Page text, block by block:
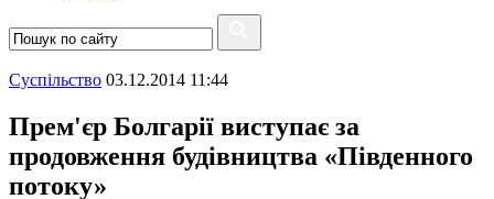
Суспiльство 03.12.2014 11:44
Прем'єр Болгарії виступає за
продовження будівництва «Південного
потоку»